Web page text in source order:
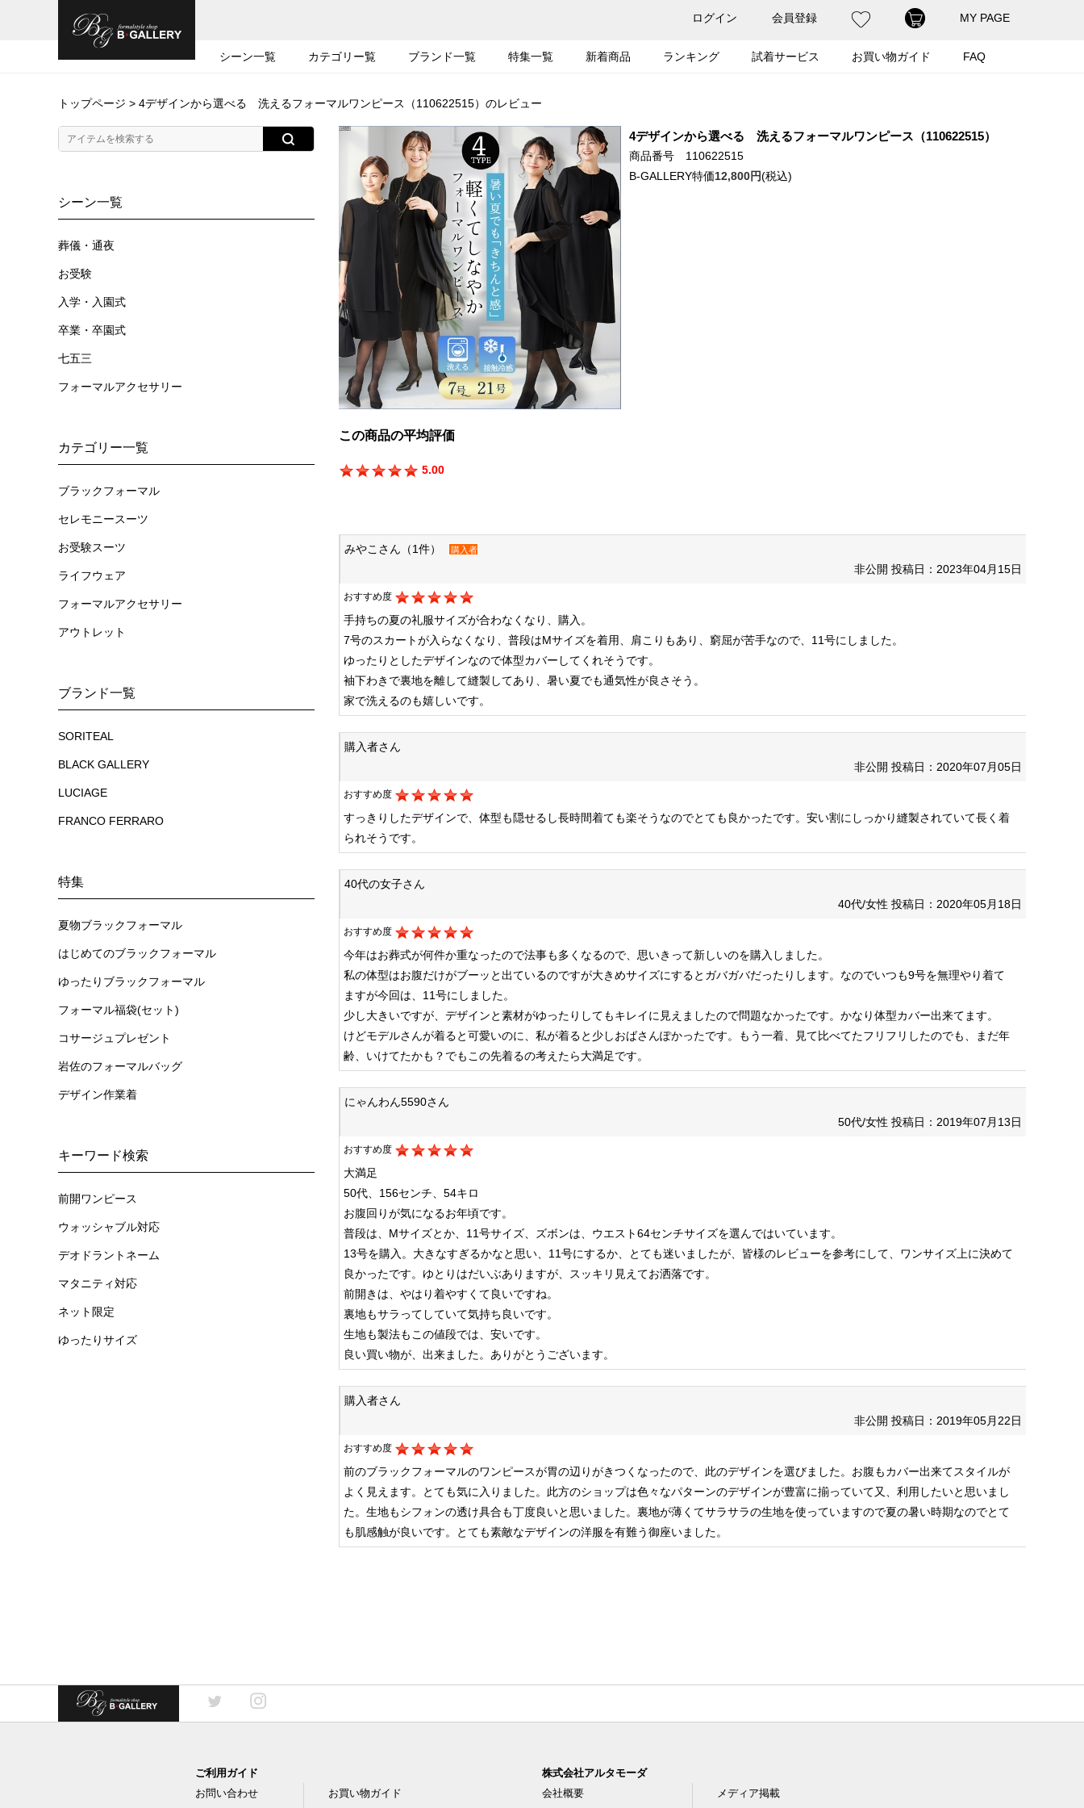
ログイン 会員登録 MY PAGE
シーン一覧 カテゴリー覧 ブランド一覧 特集一覧 新着商品 ランキング 試着サービス お買い物ガイド FAQ
トップページ > 4デザインから選べる 洗えるフォーマルワンピース（110622515）のレビュー
シーン一覧
葬儀・通夜
お受験
入学・入園式
卒業・卒園式
七五三
フォーマルアクセサリー
カテゴリー一覧
ブラックフォーマル
セレモニースーツ
お受験スーツ
ライフウェア
フォーマルアクセサリー
アウトレット
ブランド一覧
SORITEAL
BLACK GALLERY
LUCIAGE
FRANCO FERRARO
特集
夏物ブラックフォーマル
はじめてのブラックフォーマル
ゆったりブラックフォーマル
フォーマル福袋(セット)
コサージュプレゼント
岩佐のフォーマルバッグ
デザイン作業着
キーワード検索
前開ワンピース
ウォッシャブル対応
デオドラントネーム
マタニティ対応
ネット限定
ゆったりサイズ
4デザインから選べる 洗えるフォーマルワンピース（110622515）
商品番号 110622515
B-GALLERY特価12,800円(税込)
この商品の平均評価
5.00
みやこさん（1件） 購入者
非公開 投稿日：2023年04月15日
おすすめ度
手持ちの夏の礼服サイズが合わなくなり、購入。
7号のスカートが入らなくなり、普段はMサイズを着用、肩こりもあり、窮屈が苦手なので、11号にしました。
ゆったりとしたデザインなので体型カバーしてくれそうです。
袖下わきで裏地を離して縫製してあり、暑い夏でも通気性が良さそう。
家で洗えるのも嬉しいです。
購入者さん
非公開 投稿日：2020年07月05日
おすすめ度
すっきりしたデザインで、体型も隠せるし長時間着ても楽そうなのでとても良かったです。安い割にしっかり縫製されていて長く着
られそうです。
40代の女子さん
40代/女性 投稿日：2020年05月18日
おすすめ度
今年はお葬式が何件か重なったので法事も多くなるので、思いきって新しいのを購入しました。
私の体型はお腹だけがブーッと出ているのですが大きめサイズにするとガバガバだったりします。なのでいつも9号を無理やり着て
ますが今回は、11号にしました。
少し大きいですが、デザインと素材がゆったりしてもキレイに見えましたので問題なかったです。かなり体型カバー出来てます。
けどモデルさんが着ると可愛いのに、私が着ると少しおばさんぽかったです。もう一着、見て比べてたフリフリしたのでも、まだ年
齢、いけてたかも？でもこの先着るの考えたら大満足です。
にゃんわん5590さん
50代/女性 投稿日：2019年07月13日
おすすめ度
大満足
50代、156センチ、54キロ
お腹回りが気になるお年頃です。
普段は、Mサイズとか、11号サイズ、ズボンは、ウエスト64センチサイズを選んではいています。
13号を購入。大きなすぎるかなと思い、11号にするか、とても迷いましたが、皆様のレビューを参考にして、ワンサイズ上に決めて
良かったです。ゆとりはだいぶありますが、スッキリ見えてお洒落です。
前開きは、やはり着やすくて良いですね。
裏地もサラってしていて気持ち良いです。
生地も製法もこの値段では、安いです。
良い買い物が、出来ました。ありがとうございます。
購入者さん
非公開 投稿日：2019年05月22日
おすすめ度
前のブラックフォーマルのワンピースが胃の辺りがきつくなったので、此のデザインを選びました。お腹もカバー出来てスタイルが
よく見えます。とても気に入りました。此方のショップは色々なパターンのデザインが豊富に揃っていて又、利用したいと思いまし
た。生地もシフォンの透け具合も丁度良いと思いました。裏地が薄くてサラサラの生地を使っていますので夏の暑い時期なのでとて
も肌感触が良いです。とても素敵なデザインの洋服を有難う御座いました。
ご利用ガイド
お問い合わせ
お買い物ガイド
株式会社アルタモーダ
会社概要
メディア掲載